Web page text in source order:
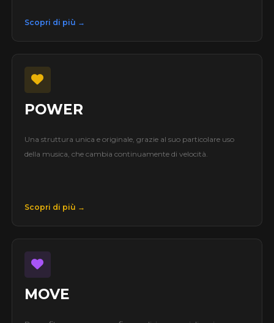
Scopri di più →
POWER
Una struttura unica e originale, grazie al suo particolare uso
della musica, che cambia continuamente di velocità.
Scopri di più →
MOVE